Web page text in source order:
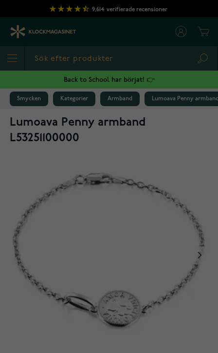
Hoppa till innehållet
9,614 verifierade recensioner
Back to School har börjat! 👉
Smycken Kategorier Armband Lumoava Penny armband
Lumoava Penny armband
L53251100000